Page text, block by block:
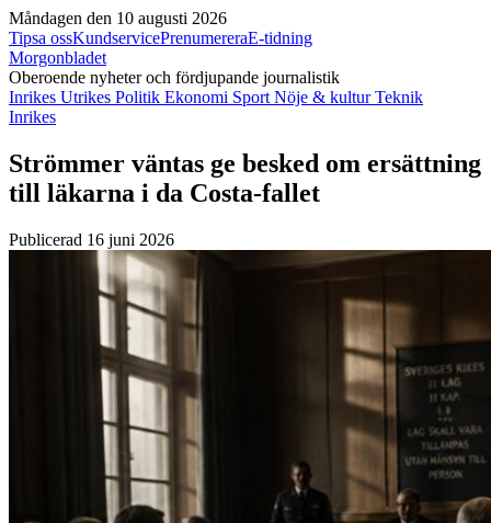
Måndagen den 10 augusti 2026
Tipsa ossKundservicePrenumereraE-tidning
Morgonbladet
Oberoende nyheter och fördjupande journalistik
Inrikes Utrikes Politik Ekonomi Sport Nöje & kulturTeknik
Inrikes
Strömmer väntas ge besked om ersättning
till läkarna i da Costa-fallet
Publicerad 16 juni 2026